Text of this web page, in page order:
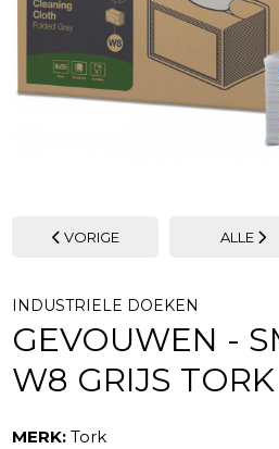
VORIGE ALLE
INDUSTRIELE DOEKEN
GEVOUWEN -
W8 GRIJS TORK
MERK: Tork